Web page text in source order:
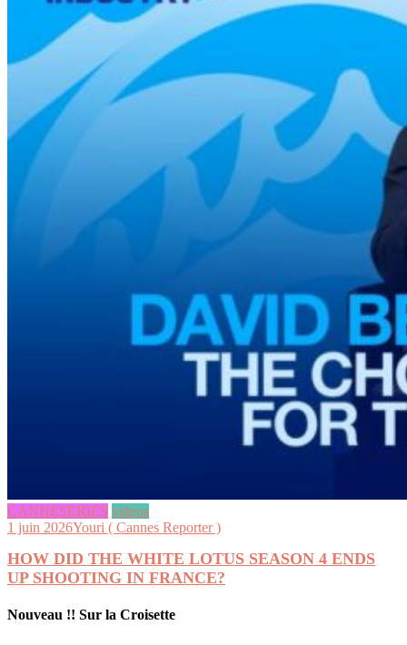
CANNESERIES videos
1 juin 2026Youri ( Cannes Reporter )
HOW DID THE WHITE LOTUS SEASON 4 ENDS
UP SHOOTING IN FRANCE?
Nouveau !! Sur la Croisette